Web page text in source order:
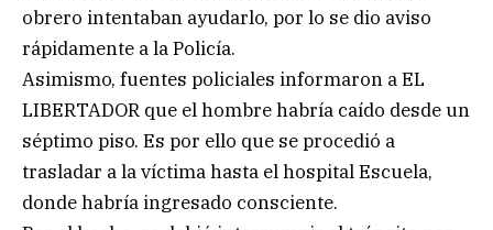
obrero intentaban ayudarlo, por lo se dio aviso
rápidamente a la Policía.
Asimismo, fuentes policiales informaron a EL
LIBERTADOR que el hombre habría caído desde un
séptimo piso. Es por ello que se procedió a
trasladar a la víctima hasta el hospital Escuela,
donde habría ingresado consciente.